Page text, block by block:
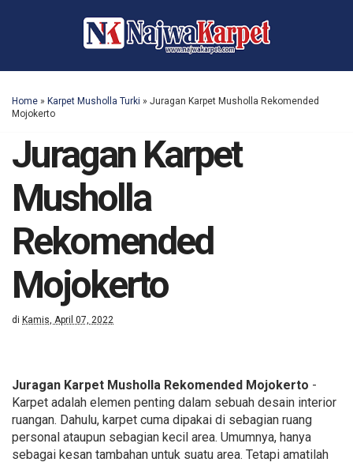
Home » Karpet Musholla Turki » Juragan Karpet Musholla Rekomended
Mojokerto
Juragan Karpet
Musholla
Rekomended
Mojokerto
di Kamis, April 07, 2022
Juragan Karpet Musholla Rekomended Mojokerto -
Karpet adalah elemen penting dalam sebuah desain interior
ruangan. Dahulu, karpet cuma dipakai di sebagian ruang
personal ataupun sebagian kecil area. Umumnya, hanya
sebagai kesan tambahan untuk suatu area. Tetapi amatilah